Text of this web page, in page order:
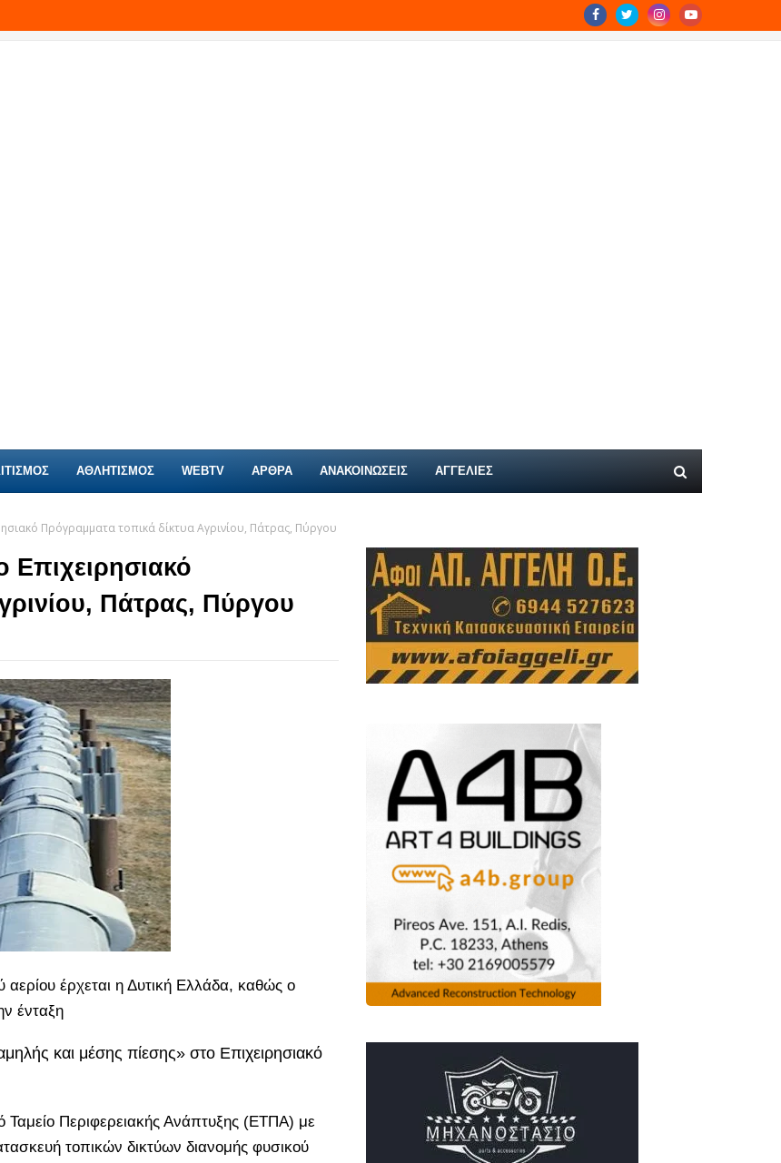
ΑΘΛΗΤΙΣΜΟΣ WEBTV ΑΡΘΡΑ ΑΝΑΚΟΙΝΩΣΕΙΣ ΑΓΓΕΛΊΕΣ
Πρόγραμματα τοπικά δίκτυα Αγρινίου, Πάτρας, Πύργου
Επιχειρησιακό
Πάτρας, Πύργου
έρχεται η Δυτική Ελλάδα, καθώς ο
ένταξη
και μέσης πίεσης» στο Επιχειρησιακό
Περιφερειακής Ανάπτυξης (ΕΤΠΑ) με
τοπικών δικτύων διανομής φυσικού